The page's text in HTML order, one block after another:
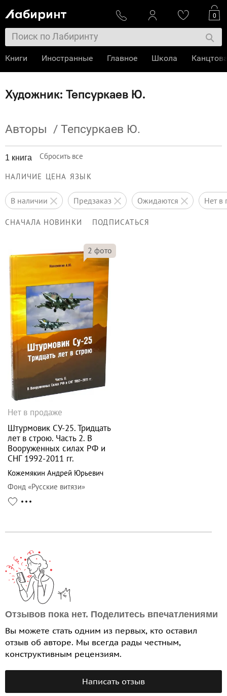
Художник: Тепсуркаев Ю.
Авторы / Тепсуркаев Ю.
1 книга Сбросить все
НАЛИЧИЕ ЦЕНА ЯЗЫК
в наличии предзаказ ожидаются нет
СНАЧАЛА НОВИНКИ ПОДПИСАТЬСЯ
2 фото
Нет в продаже
Штурмовик СУ-25. Тридцать
лет в строю. Часть 2. В
Вооруженных силах РФ и
СНГ 1992-2011 гг.
Кожемякин Андрей Юрьевич
Фонд «Русские витязи»
Отзывов пока нет. Поделитесь впечатлениями
Вы можете стать одним из первых, кто оставил
отзыв об авторе. Мы всегда рады честным,
конструктивным рецензиям.
Написать отзыв
0
Книги Иностранные Главное Школа